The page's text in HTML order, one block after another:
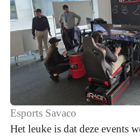
Esports Savaco
Het leuke is dat deze events